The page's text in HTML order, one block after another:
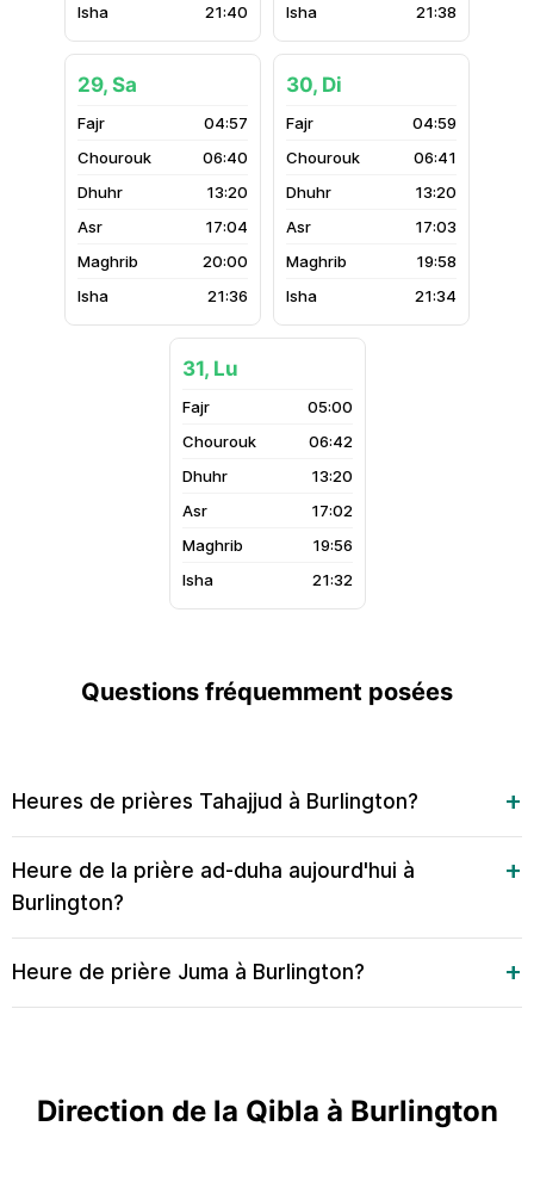
21:40
21:38
29, Sa
04:57
06:40
13:20
17:04
20:00
21:36
30, Di
04:59
06:41
13:20
17:03
19:58
21:34
31, Lu
05:00
06:42
13:20
17:02
19:56
21:32
Questions fréquemment posées
Heures de prières Tahajjud à Burlington?
Heure de la prière ad-duha aujourd'hui à
Burlington?
Heure de prière Juma à Burlington?
Direction de la Qibla à Burlington